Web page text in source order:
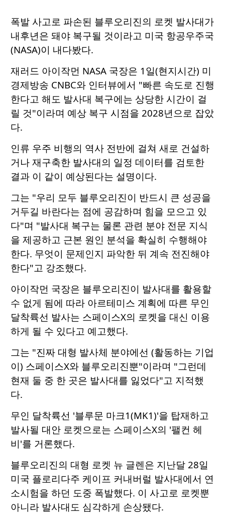
폭발 사고로 파손된 블루오리진의 로켓 발사대가
내후년은 돼야 복구될 것이라고 미국 항공우주국
(NASA)이 내다봤다.
재러드 아이작먼 NASA 국장은 1일(현지시간) 미
경제방송 CNBC와 인터뷰에서 "빠른 속도로 진행
한다고 해도 발사대 복구에는 상당한 시간이 걸
릴 것"이라며 예상 복구 시점을 2028년으로 잡았
다.
인류 우주 비행의 역사 전반에 걸쳐 새로 건설하
거나 재구축한 발사대의 일정 데이터를 검토한
결과 이 같이 예상된다는 설명이다.
그는 "우리 모두 블루오리진이 반드시 큰 성공을
거두길 바란다는 점에 공감하며 힘을 모으고 있
다"며 "발사대 복구는 물론 관련 분야 전문 지식
을 제공하고 근본 원인 분석을 확실히 수행해야
한다. 무엇이 문제인지 파악한 뒤 계속 전진해야
한다"고 강조했다.
아이작먼 국장은 블루오리진이 발사대를 활용할
수 없게 됨에 따라 아르테미스 계획에 따른 무인
달착륙선 발사는 스페이스X의 로켓을 대신 이용
하게 될 수 있다고 예고했다.
그는 "진짜 대형 발사체 분야에선 (활동하는 기업
이) 스페이스X와 블루오리진뿐"이라며 "그런데
현재 둘 중 한 곳은 발사대를 잃었다"고 지적했
다.
무인 달착륙선 '블루문 마크1(MK1)'을 탑재하고
발사될 대안 로켓으로는 스페이스X의 '팰컨 헤
비'를 거론했다.
블루오리진의 대형 로켓 뉴 글렌은 지난달 28일
미국 플로리다주 케이프 커내버럴 발사대에서 연
소시험을 하던 도중 폭발했다. 이 사고로 로켓뿐
아니라 발사대도 심각하게 손상됐다.